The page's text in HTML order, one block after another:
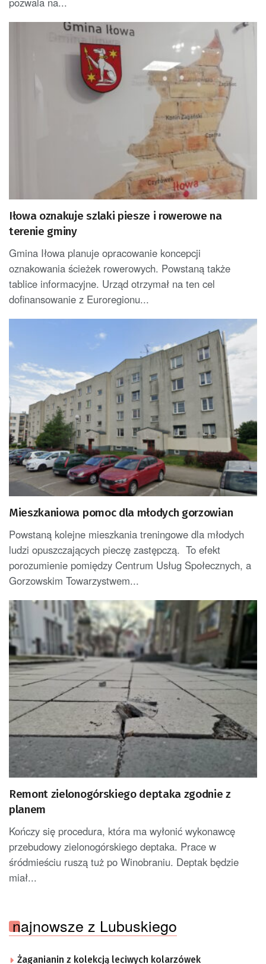
Iłowa oznakuje szlaki piesze i rowerowe na
terenie gminy
Gmina Iłowa planuje opracowanie koncepcji
oznakowania ścieżek rowerowych. Powstaną także
tablice informacyjne. Urząd otrzymał na ten cel
dofinansowanie z Euroregionu...
Mieszkaniowa pomoc dla młodych gorzowian
Powstaną kolejne mieszkania treningowe dla młodych
ludzi opuszczających pieczę zastępczą. To efekt
porozumienie pomiędzy Centrum Usług Społecznych, a
Gorzowskim Towarzystwem...
Remont zielonogórskiego deptaka zgodnie z
planem
Kończy się procedura, która ma wyłonić wykonawcę
przebudowy zielonogórskiego deptaka. Prace w
śródmieściu ruszą tuż po Winobraniu. Deptak będzie
miał...
najnowsze z Lubuskiego
Żaganianin z kolekcją leciwych kolarzówek